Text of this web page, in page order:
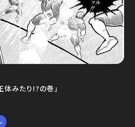
体みたり!?の巻」